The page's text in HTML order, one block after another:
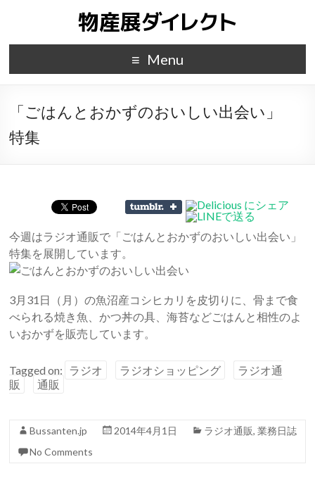
Menu
「ごはんとおかずのおいしい出会い」
特集
今週はラジオ通販で「ごはんとおかずのおいしい出会い」
特集を展開しています。
3月31日（月）の魚沼産コシヒカリを皮切りに、骨まで食
べられる焼き魚、かつ丼の具、海苔などごはんと相性のよ
いおかずを販売しています。
Tagged on: ラジオ ラジオショッピング
ラジオ通
販
通販
Bussanten.jp 2014年4月1日 ラジオ通販,業務日誌
No Comments